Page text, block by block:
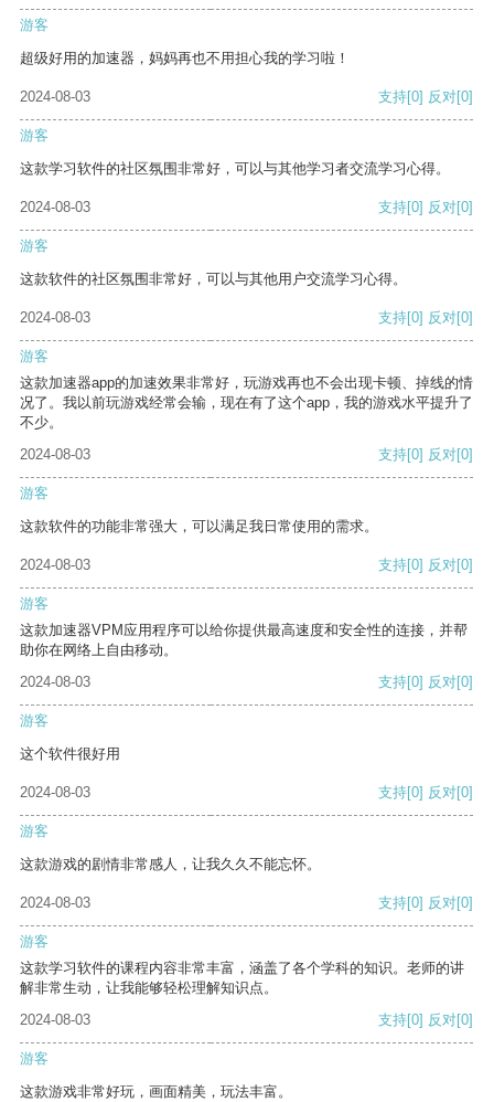
游客
超级好用的加速器，妈妈再也不用担心我的学习啦！
2024-08-03 支持[0] 反对[0]
游客
这款学习软件的社区氛围非常好，可以与其他学习者交流学习心得。
2024-08-03 支持[0] 反对[0]
游客
这款软件的社区氛围非常好，可以与其他用户交流学习心得。
2024-08-03 支持[0] 反对[0]
游客
这款加速器app的加速效果非常好，玩游戏再也不会出现卡顿、掉线的情
况了。我以前玩游戏经常会输，现在有了这个app，我的游戏水平提升了
不少。
2024-08-03
支持[0] 反对[0]
游客
这款软件的功能非常强大，可以满足我日常使用的需求。
2024-08-03 支持[0] 反对[0]
游客
这款加速器VPM应用程序可以给你提供最高速度和安全性的连接，并帮
助你在网络上自由移动。
2024-08-03
支持[0] 反对[0]
游客
这个软件很好用
2024-08-03 支持[0] 反对[0]
游客
这款游戏的剧情非常感人，让我久久不能忘怀。
2024-08-03 支持[0] 反对[0]
游客
这款学习软件的课程内容非常丰富，涵盖了各个学科的知识。老师的讲
解非常生动，让我能够轻松理解知识点。
2024-08-03
支持[0] 反对[0]
游客
这款游戏非常好玩，画面精美，玩法丰富。